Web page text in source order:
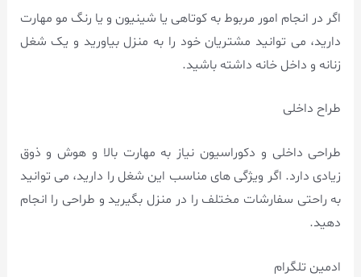
اگر در انجام امور مربوط به کوتاهی یا شینیون و یا رنگ مو مهارت
دارید، می توانید مشتریان خود را به منزل بیاورید و یک شغل
زنانه و داخل خانه داشته باشید.
طراح داخلی
طراحی داخلی و دکوراسیون نیاز به مهارت بالا و هوش و ذوق
زیادی دارد. اگر ویژگی های مناسب این شغل را دارید، می توانید
به راحتی سفارشات مختلف را در منزل بگیرید و طراحی را انجام
دهید.
ادمین تلگرام